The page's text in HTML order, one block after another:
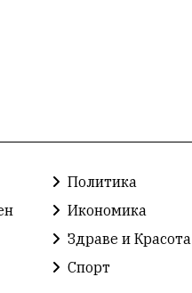
Политика
Икономика
Здраве и Красота
Спорт